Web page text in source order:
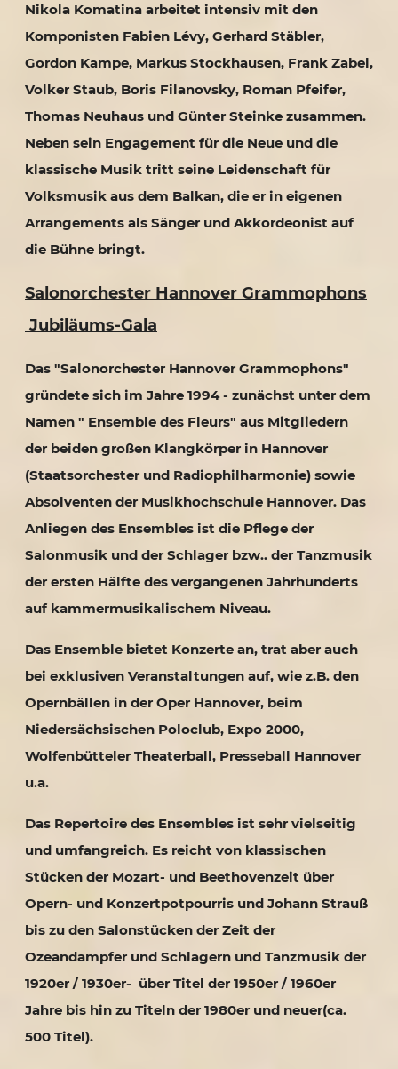
Nikola Komatina arbeitet intensiv mit den
Komponisten Fabien Lévy, Gerhard Stäbler,
Gordon Kampe, Markus Stockhausen, Frank Zabel,
Volker Staub, Boris Filanovsky, Roman Pfeifer,
Thomas Neuhaus und Günter Steinke zusammen.
Neben sein Engagement für die Neue und die
klassische Musik tritt seine Leidenschaft für
Volksmusik aus dem Balkan, die er in eigenen
Arrangements als Sänger und Akkordeonist auf
die Bühne bringt.
Salonorchester Hannover Grammophons
Jubiläums-Gala
Das "Salonorchester Hannover Grammophons"
gründete sich im Jahre 1994 - zunächst unter dem
Namen " Ensemble des Fleurs" aus Mitgliedern
der beiden großen Klangkörper in Hannover
(Staatsorchester und Radiophilharmonie) sowie
Absolventen der Musikhochschule Hannover. Das
Anliegen des Ensembles ist die Pflege der
Salonmusik und der Schlager bzw.. der Tanzmusik
der ersten Hälfte des vergangenen Jahrhunderts
auf kammermusikalischem Niveau.
Das Ensemble bietet Konzerte an, trat aber auch
bei exklusiven Veranstaltungen auf, wie z.B. den
Opernbällen in der Oper Hannover, beim
Niedersächsischen Poloclub, Expo 2000,
Wolfenbütteler Theaterball, Presseball Hannover
u.a.
Das Repertoire des Ensembles ist sehr vielseitig
und umfangreich. Es reicht von klassischen
Stücken der Mozart- und Beethovenzeit über
Opern- und Konzertpotpourris und Johann Strauß
bis zu den Salonstücken der Zeit der
Ozeandampfer und Schlagern und Tanzmusik der
1920er / 1930er- über Titel der 1950er / 1960er
Jahre bis hin zu Titeln der 1980er und neuer(ca.
500 Titel).